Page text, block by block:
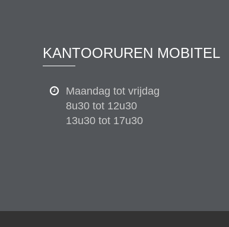
KANTOORUREN MOBITEL
Maandag tot vrijdag
8u30 tot 12u30
13u30 tot 17u30